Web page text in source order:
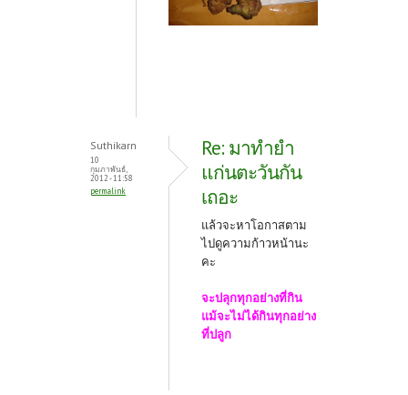
Suthikarn
10
กุมภาพันธ์,
2012 - 11:58
permalink
Re: มาทำยำ
แก่นตะวันกัน
เถอะ
แล้วจะหาโอกาสตาม
ไปดูความก้าวหน้านะ
คะ
จะปลุกทุกอย่างที่กิน
แม้จะไม่ได้กินทุกอย่าง
ที่ปลูก